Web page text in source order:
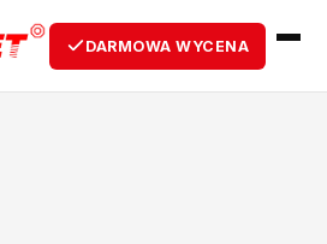
DARMOWA WYCENA